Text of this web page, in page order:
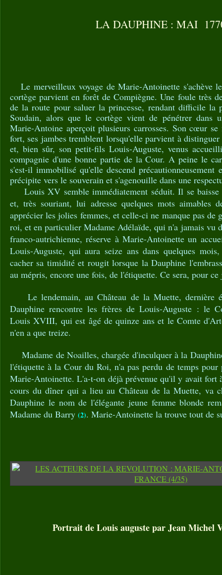
LA DAUPHINE : MAI
Le merveilleux voyage de Marie-Antoinette s'achève
cortège parvient en forêt de Compiègne. Une foule très
de la route pour saluer la princesse, rendant difficile la
Soudain, alors que le cortège vient de pénétrer dans
Marie-Antoine aperçoit plusieurs carrosses. Son cœur
fort, ses jambes tremblent lorsqu'elle parvient à
et, bien sûr, son petit-fils Louis-Auguste, venus
compagnie d'une bonne partie de la Cour. A peine le
s'est-il immobilisé qu'elle descend précautionneusement
précipite vers le souverain et s'agenouille dans une
Louis XV semble immédiatement séduit. Il se baisse
et, très souriant, lui adresse quelques mots aimables
apprécier les jolies femmes, et celle-ci ne manque pas de
roi, et en particulier Madame Adélaïde, qui n'a jamais vu
franco-autrichienne, réserve à Marie-Antoinette un
Louis-Auguste, qui aura seize ans dans quelques
cacher sa timidité et rougit lorsque la Dauphine
au mépris, encore une fois, de l'étiquette. Ce sera, pour
Le lendemain, au Château de la Muette, dernière
Dauphine rencontre les frères de Louis-Auguste : le
Louis XVIII, qui est âgé de quinze ans et le Comte
n'en a que treize.
Madame de Noailles, chargée d'inculquer à la
l'étiquette à la Cour du Roi, n'a pas perdu de temps
Marie-Antoinette. L'a-t-on déjà prévenue qu'il y avait fort
cours du dîner qui a lieu au Château de la Muette, va
Dauphine le nom de l'élégante jeune femme blonde
Madame du Barry (2). Marie-Antoinette la trouve tout de
Portrait de Louis auguste par Jean Michel